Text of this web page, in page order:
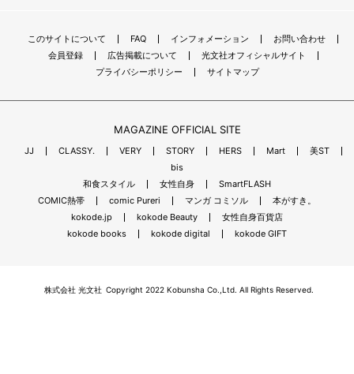
このサイトについて FAQ インフォメーション
お問い合わせ
会員登録
広告掲載について
光文社オフィシャルサイト
プライバシーポリシー
サイトマップ
MAGAZINE OFFICIAL SITE
JJ CLASSY. VERY STORY HERS Mart
美ST
bis
和食スタイル
女性自身
SmartFLASH
COMIC熱帯
comic Pureri マンガ コミソル
本がすき。
kokode.jp
kokode Beauty
女性自身百貨店
kokode books
kokode digital kokode GIFT
株式会社 光文社 Copyright 2022 Kobunsha Co.,Ltd. All Rights Reserved.